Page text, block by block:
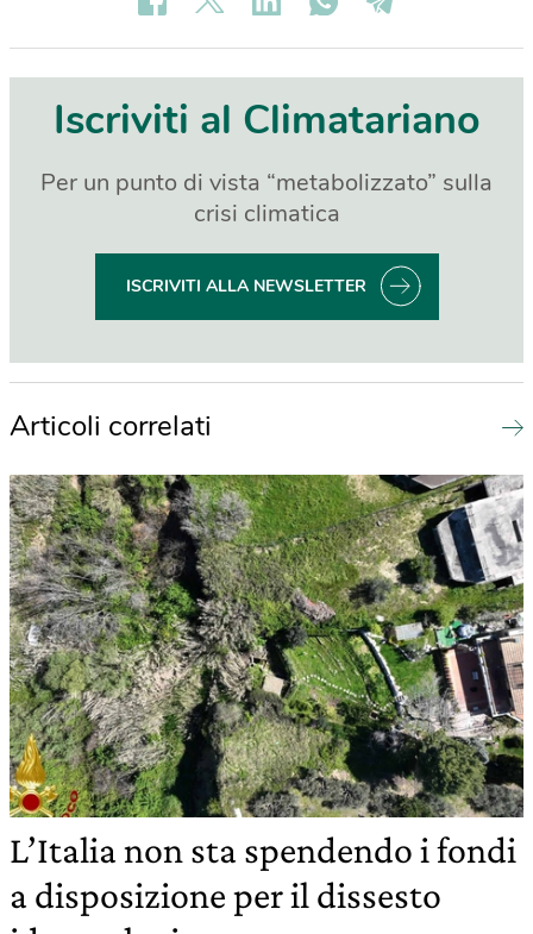
Iscriviti al Climatariano
Per un punto di vista “metabolizzato” sulla
crisi climatica
ISCRIVITI ALLA NEWSLETTER
Articoli correlati
L’Italia non sta spendendo i fondi
a disposizione per il dissesto